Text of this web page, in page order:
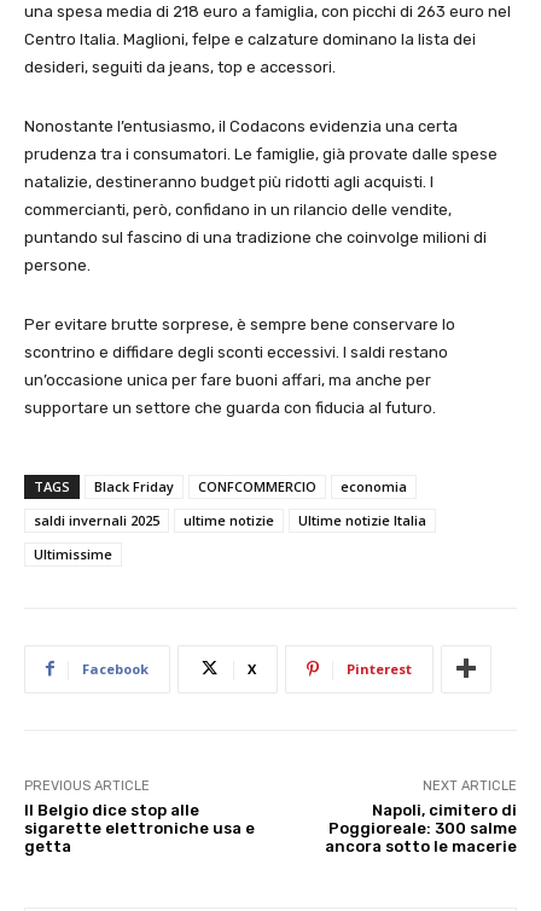
una spesa media di 218 euro a famiglia, con picchi di 263 euro nel
Centro Italia. Maglioni, felpe e calzature dominano la lista dei
desideri, seguiti da jeans, top e accessori.
Nonostante l’entusiasmo, il Codacons evidenzia una certa
prudenza tra i consumatori. Le famiglie, già provate dalle spese
natalizie, destineranno budget più ridotti agli acquisti. I
commercianti, però, confidano in un rilancio delle vendite,
puntando sul fascino di una tradizione che coinvolge milioni di
persone.
Per evitare brutte sorprese, è sempre bene conservare lo
scontrino e diffidare degli sconti eccessivi. I saldi restano
un’occasione unica per fare buoni affari, ma anche per
supportare un settore che guarda con fiducia al futuro.
TAGS Black Friday CONFCOMMERCIO
economia
saldi invernali 2025
ultime notizie
Ultime notizie Italia
Ultimissime
Facebook X Pinterest
PREVIOUS ARTICLE
Il Belgio dice stop alle
sigarette elettroniche usa e
getta
NEXT ARTICLE
Napoli, cimitero di
Poggioreale: 300 salme
ancora sotto le macerie